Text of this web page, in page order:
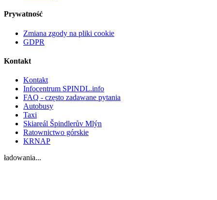
Prywatność
Zmiana zgody na pliki cookie
GDPR
Kontakt
Kontakt
Infocentrum SPINDL.info
FAQ - często zadawane pytania
Autobusy
Taxi
Skiareál Špindlerův Mlýn
Ratownictwo górskie
KRNAP
ładowania...